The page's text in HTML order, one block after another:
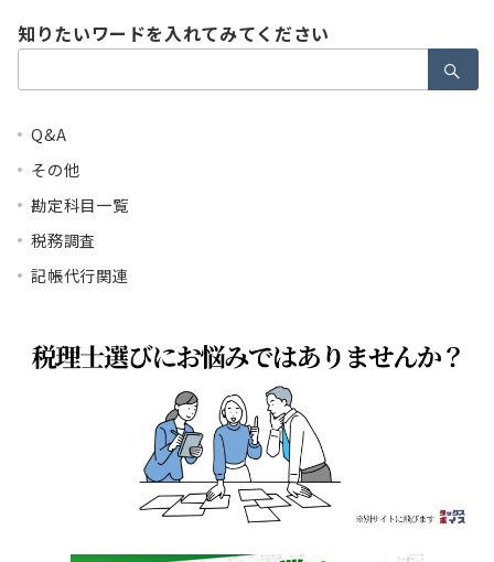
知りたいワードを入れてみてください
索：
Q&A
その他
勘定科目一覧
税務調査
記帳代行関連